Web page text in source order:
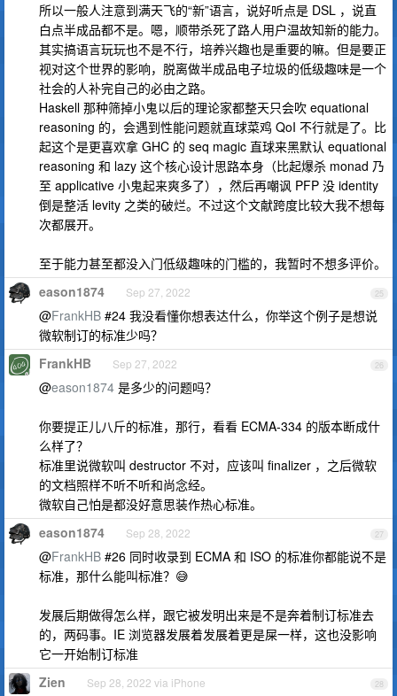
所以一般人注意到满天飞的“新”语言，说好听点是 DSL ，说直
白点半成品都不是。嗯，顺带杀死了路人用户温故知新的能力。
其实搞语言玩玩也不是不行，培养兴趣也是重要的嘛。但是要正
视对这个世界的影响，脱离做半成品电子垃圾的低级趣味是一个
社会的人补完自己的必由之路。
Haskell 那种筛掉小鬼以后的理论家都整天只会吹 equational
reasoning 的，会遇到性能问题就直球菜鸡 QoI 不行就是了。比
起这个是更喜欢拿 GHC 的 seq magic 直球来黑默认 equational
reasoning 和 lazy 这个核心设计思路本身（比起爆杀 monad 乃
至 applicative 小鬼起来爽多了），然后再嘲讽 PFP 没 identity
倒是整活 levity 之类的破烂。不过这个文献跨度比较大我不想每
次都展开。
至于能力甚至都没入门低级趣味的门槛的，我暂时不想多评价。
25
eason1874 Sep 27, 2022
@FrankHB #24 我没看懂你想表达什么，你举这个例子是想说
微软制订的标准少吗？
26
FrankHB Sep 27, 2022
@eason1874 是多少的问题吗？
你要提正儿八斤的标准，那行，看看 ECMA-334 的版本断成什
么样了？
标准里说微软叫 destructor 不对，应该叫 finalizer ，之后微软
的文档照样不听不听和尚念经。
微软自己怕是都没好意思装作热心标准。
27
eason1874 Sep 28, 2022
@FrankHB #26 同时收录到 ECMA 和 ISO 的标准你都能说不是
标准，那什么能叫标准？😅
发展后期做得怎么样，跟它被发明出来是不是奔着制订标准去
的，两码事。IE 浏览器发展着发展着更是屎一样，这也没影响
它一开始制订标准
28
Zien Sep 28, 2022 via iPhone